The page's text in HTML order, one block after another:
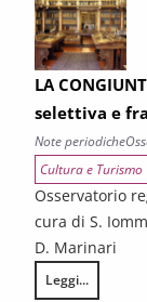
LA
selettiva e
Note periodiche
Cultura e Turismo
Osservatorio
cura di S.
D. Marinari
Leggi...
LA